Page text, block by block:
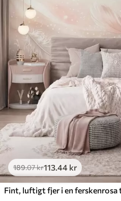
189.07kr113.44 kr